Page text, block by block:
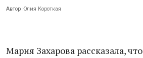
Автор Юлия Короткая
Мария Захарова рассказала,